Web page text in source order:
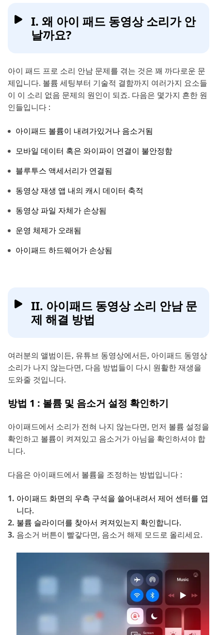
I. 왜 아이 패드 동영상 소리가 안
날까요?
아이 패드 프로 소리 안남 문제를 겪는 것은 꽤 까다로운 문
제입니다. 볼륨 세팅부터 기술적 결함까지 여러가지 요소들
이 이 소리 없음 문제의 원인이 되죠. 다음은 몇가지 흔한 원
인들입니다 :
아이패드 볼륨이 내려가있거나 음소거됨
모바일 데이터 혹은 와이파이 연결이 불안정함
블루투스 액세서리가 연결됨
동영상 재생 앱 내의 캐시 데이터 축적
동영상 파일 자체가 손상됨
운영 체제가 오래됨
아이패드 하드웨어가 손상됨
II. 아이패드 동영상 소리 안남 문
제 해결 방법
여러분의 앨범이든, 유튜브 동영상에서든, 아이패드 동영상
소리가 나지 않는다면, 다음 방법들이 다시 원활한 재생을
도와줄 것입니다.
방법 1 : 볼륨 및 음소거 설정 확인하기
아이패드에서 소리가 전혀 나지 않는다면, 먼저 볼륨 설정을
확인하고 볼륨이 켜져있고 음소거가 아님을 확인하셔야 합
니다.
다음은 아이패드에서 볼륨을 조정하는 방법입니다 :
아이패드 화면의 우측 구석을 쓸어내려서 제어 센터를 엽
니다.
불륨 슬라이더를 찾아서 켜져있는지 확인합니다.
음소거 버튼이 빨갛다면, 음소거 해제 모드로 올리세요.